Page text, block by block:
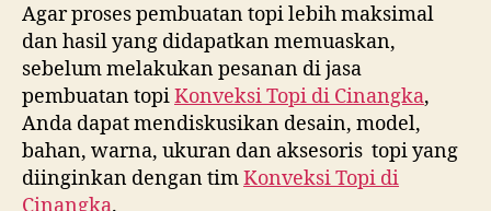
Agar proses pembuatan topi lebih maksimal
dan hasil yang didapatkan memuaskan,
sebelum melakukan pesanan di jasa
pembuatan topiKonveksi Topi di Cinangka,
Anda dapat mendiskusikan desain, model,
bahan, warna, ukuran dan aksesoris topi yang
diinginkan dengan timKonveksi Topi di
Cinangka.